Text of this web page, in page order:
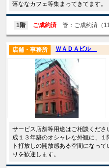
落ななカフェ等集まってきてます。
1階 ご成約済 管：ご成約済（
ＷＡＤＡビル
店舗・事務所
サービス店舗等用途はご相談くだ
成１３年築のオシャレな外観に、
ト打放しの開放感ある空間になっ
りを歓迎します。